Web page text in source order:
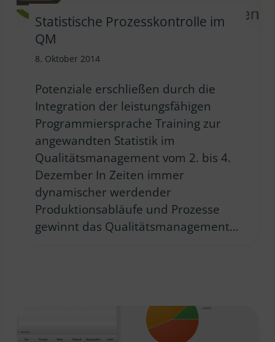
Statistische Prozesskontrolle im
QM
8. Oktober 2014
Potenziale erschließen durch die
Integration der leistungsfähigen
Programmiersprache Training zur
angewandten Statistik im
Qualitätsmanagement vom 2. bis 4.
Dezember In Zeiten immer
dynamischer werdender
Produktionsabläufe und Prozesse
gewinnt das Qualitätsmanagement…